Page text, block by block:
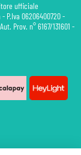
ufficiale
P.Iva 06206400720 -
Prov. n° 6167/131601 -